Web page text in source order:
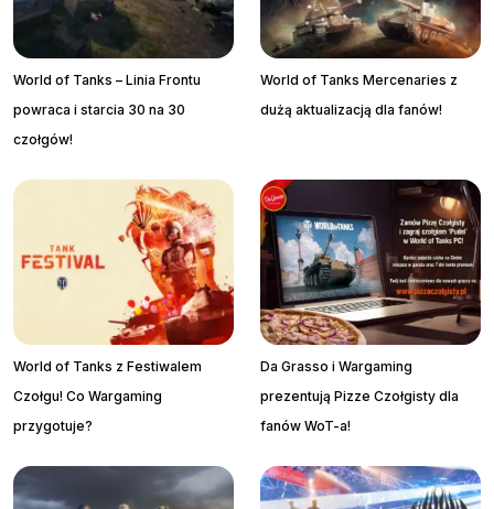
World of Tanks – Linia Frontu
powraca i starcia 30 na 30
czołgów!
World of Tanks Mercenaries z
dużą aktualizacją dla fanów!
World of Tanks z Festiwalem
Czołgu! Co Wargaming
przygotuje?
Da Grasso i Wargaming
prezentują Pizze Czołgisty dla
fanów WoT-a!